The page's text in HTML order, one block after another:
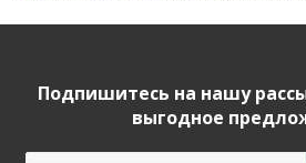
Подпишитесь на нашу
выгодное